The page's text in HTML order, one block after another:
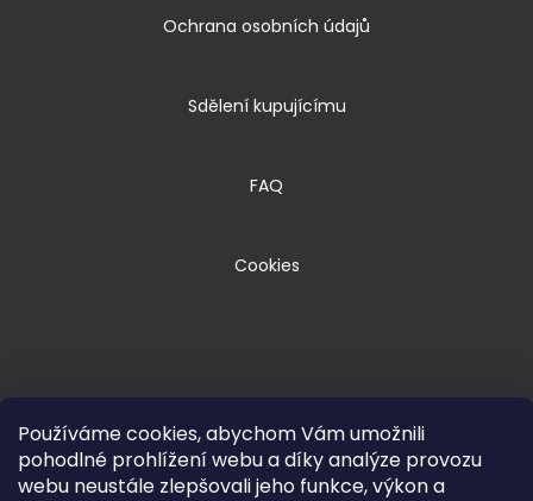
Používáme cookies, abychom Vám umožnili
pohodlné prohlížení webu a díky analýze provozu
webu neustále zlepšovali jeho funkce, výkon a
Ochrana osobních údajů
Sdělení kupujícímu
FAQ
Cookies